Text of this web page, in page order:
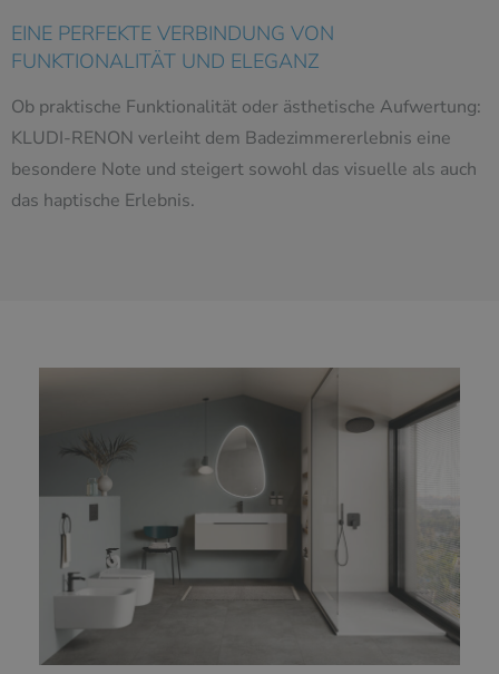
EINE PERFEKTE VERBINDUNG VON
FUNKTIONALITÄT UND ELEGANZ
Ob praktische Funktionalität oder ästhetische Aufwertung:
KLUDI-RENON verleiht dem Badezimmererlebnis eine
besondere Note und steigert sowohl das visuelle als auch
das haptische Erlebnis.